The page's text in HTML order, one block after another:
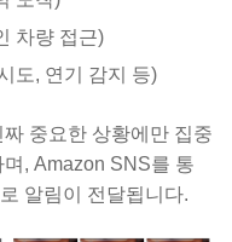
차량 접근)
도, 연기 감지 등)
중요한 상황에만 집중
, Amazon SNS를 통
알림이 전달됩니다.